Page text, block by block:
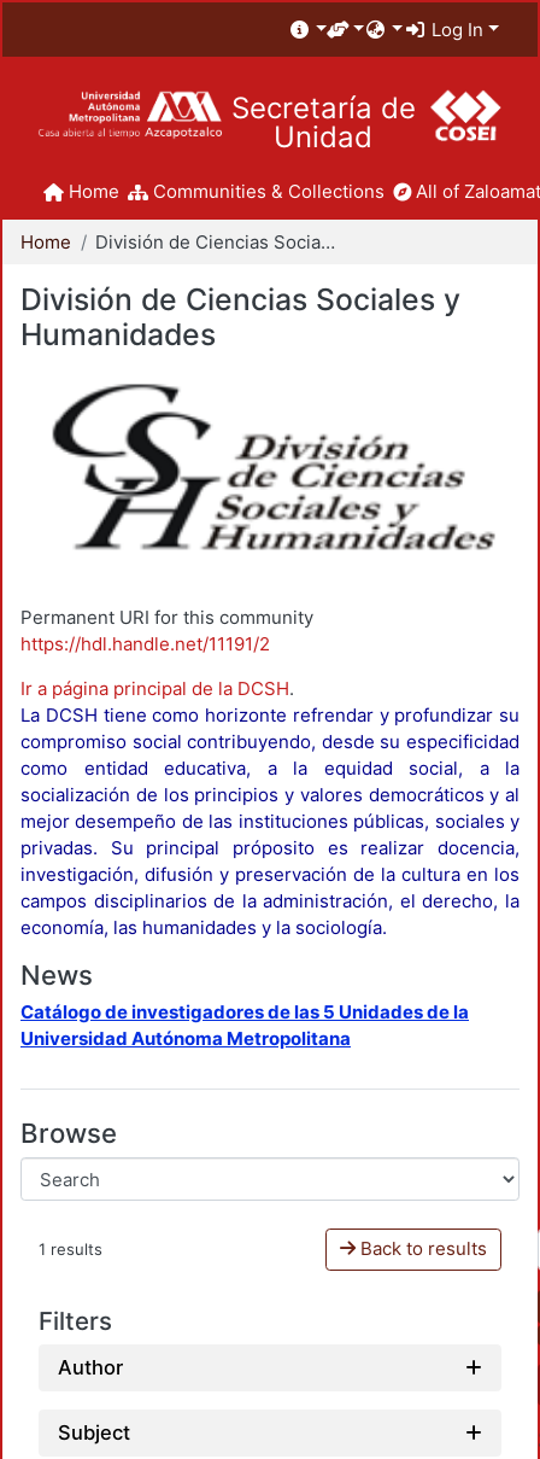
Log In
Secretaría de
Unidad
Home Communities & Collections All of
Home División de Ciencias Sociales y Humanidades
División de Ciencias Sociales y
Humanidades
Permanent URI for this community
https://hdl.handle.net/11191/2
Ir a página principal de la DCSH.
La DCSH tiene como horizonte refrendar y profundizar su
compromiso social contribuyendo, desde su especificidad
como entidad educativa, a la equidad social, a la
socialización de los principios y valores democráticos y al
mejor desempeño de las instituciones públicas, sociales y
privadas. Su principal próposito es realizar docencia,
investigación, difusión y preservación de la cultura en los
campos disciplinarios de la administración, el derecho, la
economía, las humanidades y la sociología.
News
Catálogo de investigadores de las 5 Unidades de la
Universidad Autónoma Metropolitana
Browse
1 results Back to results
Filters
Author
Subject